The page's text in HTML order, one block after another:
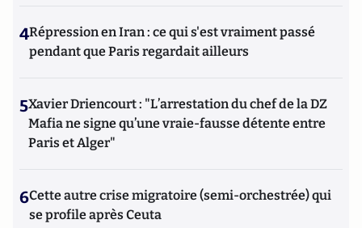
4Répression en Iran : ce qui s'est vraiment passé
pendant que Paris regardait ailleurs
5Xavier Driencourt : "L’arrestation du chef de la DZ
Mafia ne signe qu’une vraie-fausse détente entre
Paris et Alger"
6Cette autre crise migratoire (semi-orchestrée) qui
se profile après Ceuta